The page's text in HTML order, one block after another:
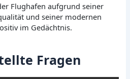
Flughafen aufgrund seiner
und seiner modernen
im Gedächtnis.
Fragen